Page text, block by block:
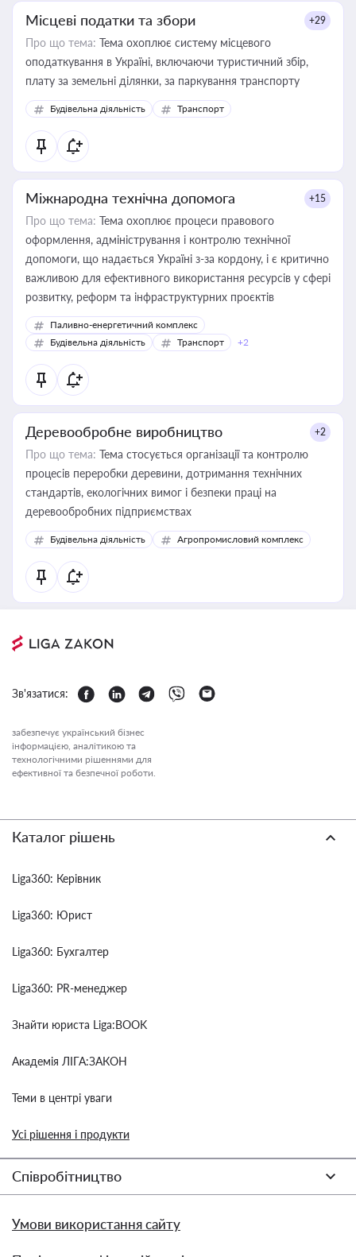
Місцеві податки та збори +29
Про що тема: Тема охоплює систему місцевого
оподаткування в Україні, включаючи туристичний збір,
плату за земельні ділянки, за паркування транспорту
Будівельна діяльність Транспорт
Міжнародна технічна допомога +15
Про що тема: Тема охоплює процеси правового
оформлення, адміністрування і контролю технічної
допомоги, що надається Україні з-за кордону, і є критично
важливою для ефективного використання ресурсів у сфері
розвитку, реформ та інфраструктурних проєктів
Паливно-енергетичний комплекс
Будівельна діяльність
Транспорт +2
Деревообробне виробництво +2
Про що тема: Тема стосується організації та контролю
процесів переробки деревини, дотримання технічних
стандартів, екологічних вимог і безпеки праці на
деревообробних підприємствах
Будівельна діяльність Агропромисловий комплекс
Зв'язатися:
забезпечує український бізнес
інформацією, аналітикою та
технологічними рішеннями для
ефективної та безпечної роботи.
Каталог рішень
Liga360: Керівник
Liga360: Юрист
Liga360: Бухгалтер
Liga360: PR-менеджер
Знайти юриста Liga:BOOK
Академія ЛІГА:ЗАКОН
Теми в центрі уваги
Усі рішення і продукти
Співробітництво
Умови використання сайту